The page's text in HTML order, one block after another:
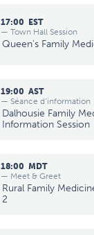
17:00
EST
— Town Hall Session
Queen's Family
19:00 AST
— Séance d’information
Dalhousie Family
Information Session
18:00 MDT
— Meet & Greet
Rural Family
2